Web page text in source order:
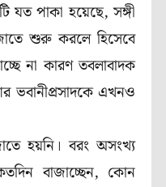
যত পাকা হয়েছে, সঙ্গী
শুরু করলে হিসেবে
না কারণ তবলাবাদক
এখনও
হয়নি। বরং অসংখ্য
বাজাচ্ছেন, কোন